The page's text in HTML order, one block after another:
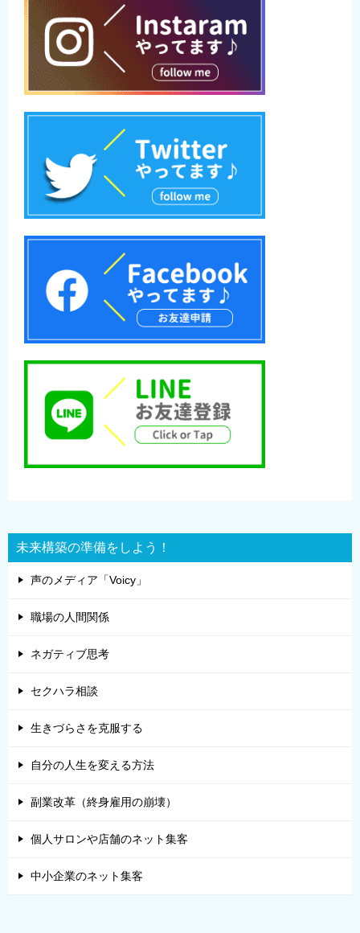
未来構築の準備をしよう！
声のメディア「Voicy」
職場の人間関係
ネガティブ思考
セクハラ相談
生きづらさを克服する
自分の人生を変える方法
副業改革（終身雇用の崩壊）
個人サロンや店舗のネット集客
中小企業のネット集客